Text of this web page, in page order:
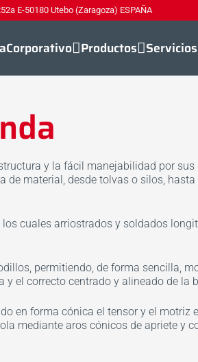
E-50180 Utebo (Zaragoza) ESPAÑA
Corporativo Productos Servicios
y la fácil manejabilidad por sus
material, desde tolvas o silos,
cuales arriostrados y soldados
permitiendo, de forma sencilla,
el correcto centrado y alineado de la
en forma cónica el tensor y el motriz
mediante aros cónicos de apriete y